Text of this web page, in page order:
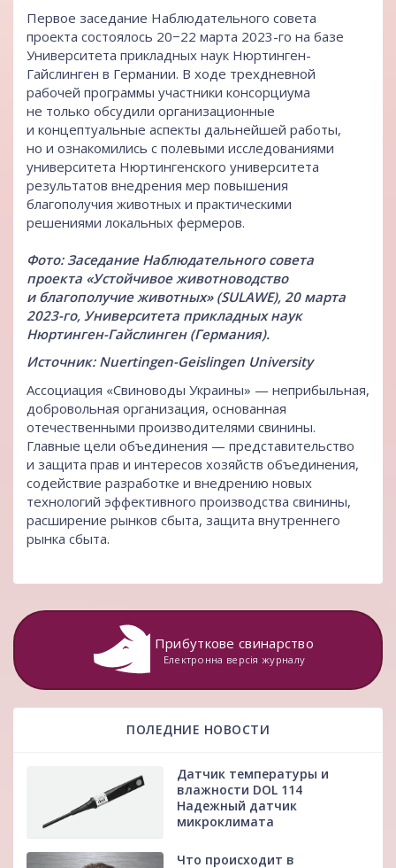
Первое заседание Наблюдательного совета
проекта состоялось 20−22 марта 2023-го на базе
Университета прикладных наук Нюртинген-
Гайслинген в Германии. В ходе трехдневной
рабочей программы участники консорциума
не только обсудили организационные
и концептуальные аспекты дальнейшей работы,
но и ознакомились с полевыми исследованиями
университета Нюртингенского университета
результатов внедрения мер повышения
благополучия животных и практическими
решениями локальных фермеров.
Фото: Заседание Наблюдательного совета
проекта «Устойчивое животноводство
и благополучие животных» (SULAWE), 20 марта
2023-го, Университета прикладных наук
Нюртинген-Гайслинген (Германия).
Источник: Nuertingen-Geislingen University
Ассоциация «Свиноводы Украины» — неприбыльная,
добровольная организация, основанная
отечественными производителями свинины.
Главные цели объединения — представительство
и защита прав и интересов хозяйств объединения,
содействие разработке и внедрению новых
технологий эффективного производства свинины,
расширение рынков сбыта, защита внутреннего
рынка сбыта.
Прибуткове свинарство
Електронна версія журналу
ПОЛЕДНИЕ НОВОСТИ
Датчик температуры и
влажности DOL 114
Надежный датчик
микроклимата
Что происходит в